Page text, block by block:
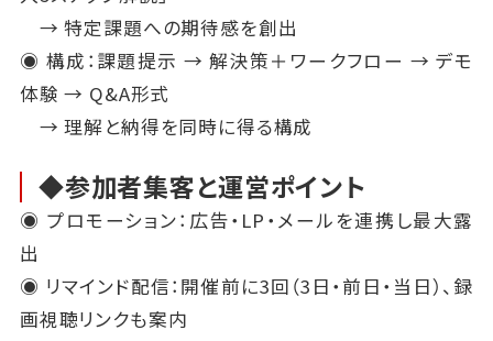
→ 特定課題への期待感を創出
◉ 構成：課題提示 → 解決策＋ワークフロー → デモ
体験 → Q&A形式
→ 理解と納得を同時に得る構成
◆参加者集客と運営ポイント
◉ プロモーション：広告・LP・メールを連携し最大露
出
◉ リマインド配信：開催前に3回（3日・前日・当日）、録
画視聴リンクも案内